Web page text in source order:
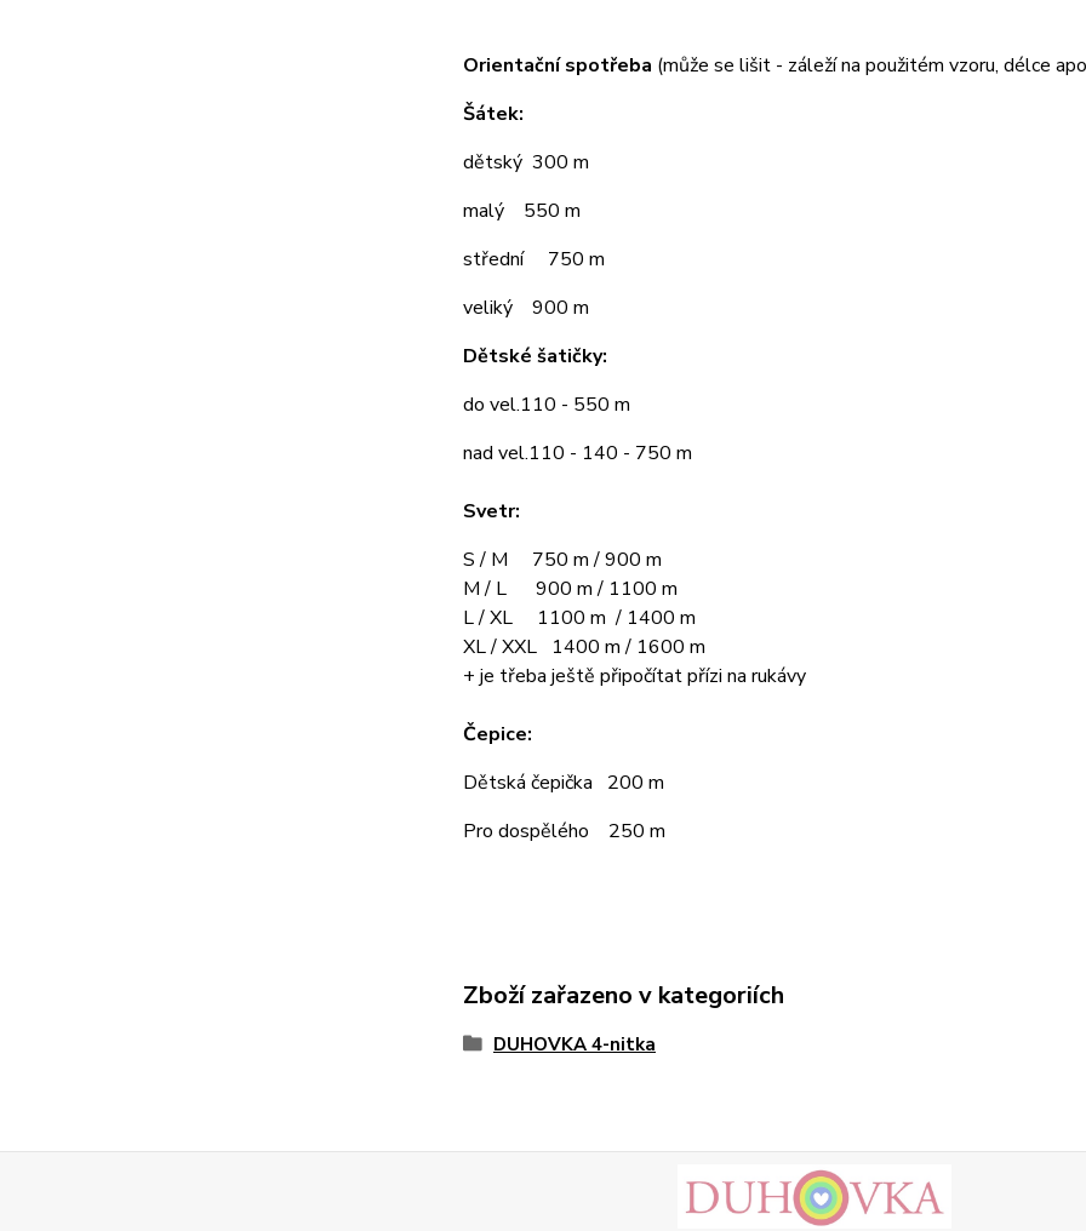
Orientační spotřeba (může se lišit - záleží na použitém vzoru, délce
Šátek:
dětský 300 m
malý 550 m
střední 750 m
veliký 900 m
Dětské šatičky:
do vel.110 - 550 m
nad vel.110 - 140 - 750 m
Svetr:
S / M 750 m / 900 m
M / L 900 m / 1100 m
L / XL 1100 m / 1400 m
XL / XXL 1400 m / 1600 m
+ je třeba ještě připočítat přízi na rukávy
Čepice:
Dětská čepička 200 m
Pro dospělého 250 m
Zboží zařazeno v kategoriích
DUHOVKA 4-nitka